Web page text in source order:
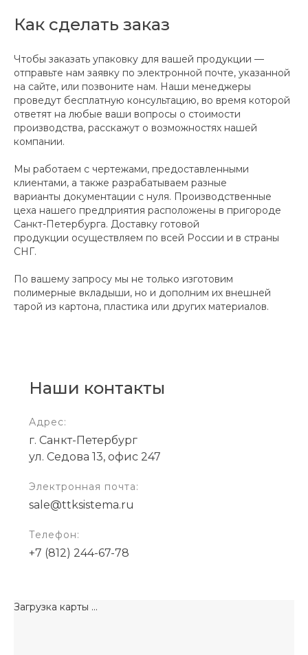
Как сделать заказ
Чтобы заказать упаковку для вашей продукции —
отправьте нам заявку по электронной почте, указанной
на сайте, или позвоните нам. Наши менеджеры
проведут бесплатную консультацию, во время которой
ответят на любые ваши вопросы о стоимости
производства, расскажут о возможностях нашей
компании.
Мы работаем с чертежами, предоставленными
клиентами, а также разрабатываем разные
варианты документации с нуля. Производственные
цеха нашего предприятия расположены в пригороде
Санкт-Петербурга. Доставку готовой
продукции осуществляем по всей России и в страны
СНГ.
По вашему запросу мы не только изготовим
полимерные вкладыши, но и дополним их внешней
тарой из картона, пластика или других материалов.
Наши контакты
Адрес:
г. Санкт-Петербург
ул. Седова 13, офис 247
Электронная почта:
sale@ttksistema.ru
Телефон:
+7 (812) 244-67-78
Загрузка карты ...